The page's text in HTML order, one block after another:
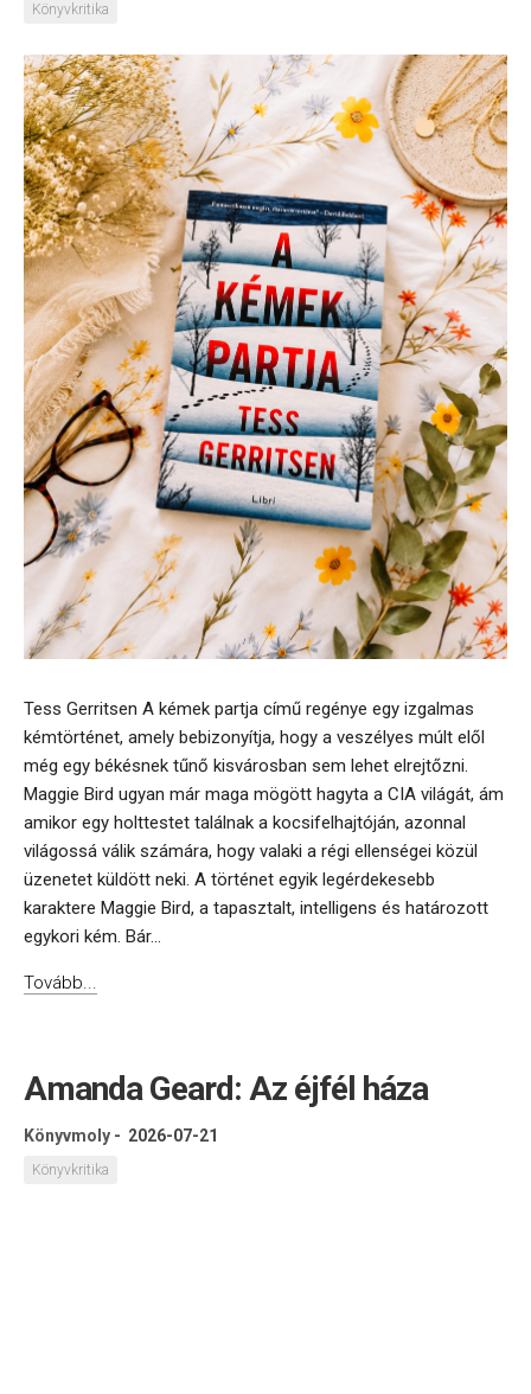
Könyvkritika
Tess Gerritsen A kémek partja című regénye egy izgalmas
kémtörténet, amely bebizonyítja, hogy a veszélyes múlt elől
még egy békésnek tűnő kisvárosban sem lehet elrejtőzni.
Maggie Bird ugyan már maga mögött hagyta a CIA világát, ám
amikor egy holttestet találnak a kocsifelhajtóján, azonnal
világossá válik számára, hogy valaki a régi ellenségei közül
üzenetet küldött neki. A történet egyik legérdekesebb
karaktere Maggie Bird, a tapasztalt, intelligens és határozott
egykori kém. Bár...
Tovább...
Amanda Geard: Az éjfél háza
Könyvmoly - 2026-07-21
Könyvkritika